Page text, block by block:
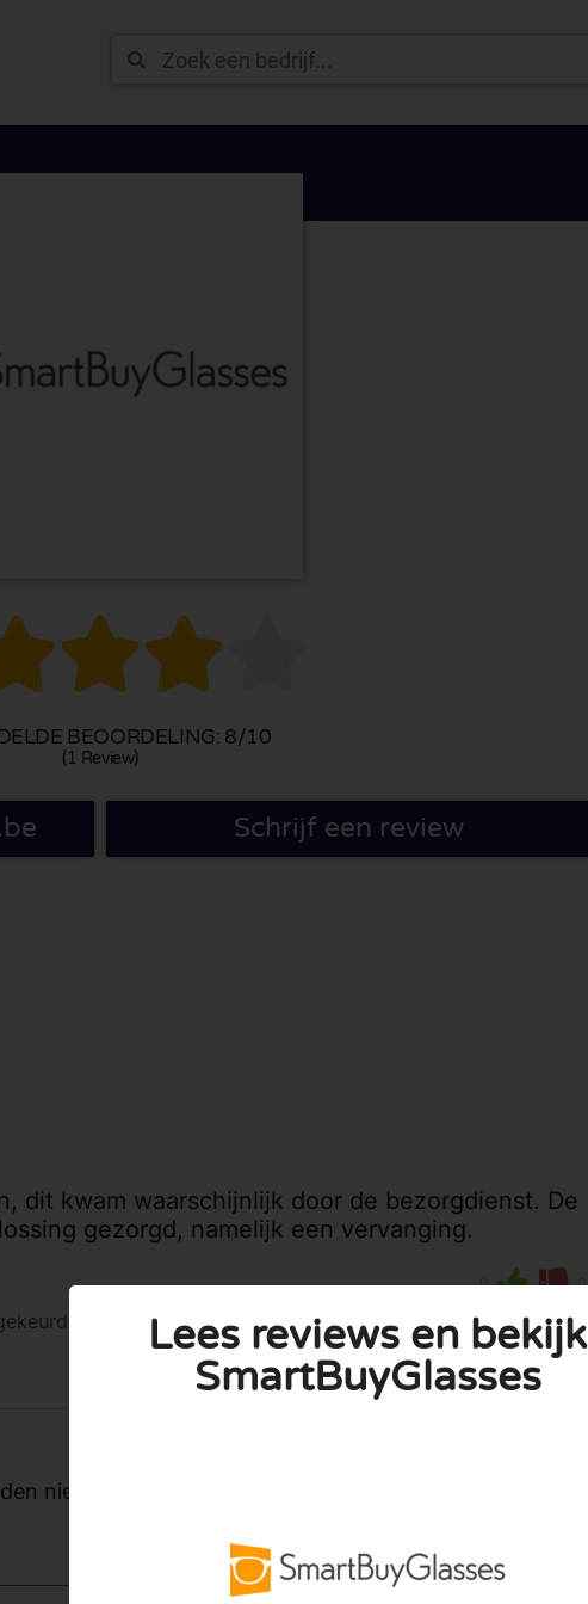

BEOORDELING: 8/10
(1 Review)
Schrijf een review
dit kwam waarschijnlijk door de bezorgdienst. De
gezorgd, namelijk een vervanging.
0 0
Bekijk ons beleid
niet gepubliceerd. Vereiste velden zijn gemarkeerd
Lees reviews en bekijk
SmartBuyGlasses